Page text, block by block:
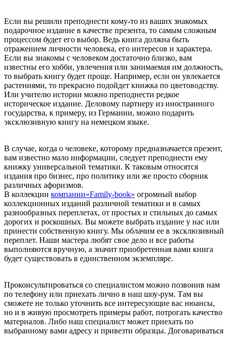
Если вы решили преподнести кому-то из ваших знакомых
подарочное издание в качестве презента, то самым сложным
процессом будет его выбор. Ведь книга должна быть
отражением личности человека, его интересов и характера.
Если вы знакомы с человеком достаточно близко, вам
известны его хобби, увлечения или занимаемая им должность,
то выбрать книгу будет проще. Например, если он увлекается
растениями, то прекрасно подойдет книжка по цветоводству.
Или учителю истории можно преподнести редкое
историческое издание. Деловому партнеру из иностранного
государства, к примеру, из Германии, можно подарить
эксклюзивную книгу на немецком языке.
В случае, когда о человеке, которому предназначается презент,
вам известно мало информации, следует преподнести ему
книжку универсальной тематики. К таковым относятся
издания про бизнес, про политику или же просто сборник
различных афоризмов.
В коллекции компании«Family-book» огромный выбор
коллекционных изданий различной тематики и в самых
разнообразных переплетах, от простых и стильных до самых
дорогих и роскошных. Вы можете выбрать издание у нас или
принести собственную книгу. Мы облачим ее в эксклюзивный
переплет. Наши мастера любят свое дело и все работы
выполняются вручную, а значит приобретенная вами книга
будет существовать в единственном экземпляре.
Проконсультироваться со специалистом можно позвонив нам
по телефону или приехать лично в наш шоу-рум. Там вы
сможете не только уточнить все интересующие вас нюансы,
но и в живую просмотреть примеры работ, потрогать качество
материалов. Либо наш специалист может приехать по
выбранному вами адресу и привезти образцы. Договариваться